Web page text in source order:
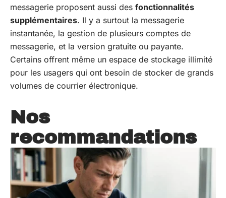
messagerie proposent aussi des fonctionnalités
supplémentaires. Il y a surtout la messagerie
instantanée, la gestion de plusieurs comptes de
messagerie, et la version gratuite ou payante.
Certains offrent même un espace de stockage illimité
pour les usagers qui ont besoin de stocker de grands
volumes de courrier électronique.
Nos
recommandations